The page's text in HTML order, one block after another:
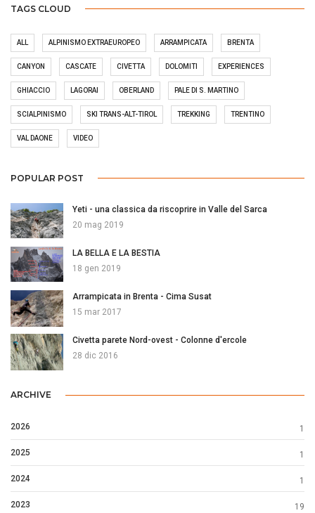
TAGS CLOUD
ALL ALPINISMO EXTRAEUROPEO ARRAMPICATA BRENTA
CANYON CASCATE CIVETTA DOLOMITI EXPERIENCES
GHIACCIO LAGORAI OBERLAND PALE DI S. MARTINO
SCIALPINISMO SKI TRANS-ALT-TIROL TREKKING TRENTINO
VAL DAONE VIDEO
POPULAR POST
Yeti - una classica da riscoprire in Valle del Sarca
20 mag 2019
LA BELLA E LA BESTIA
18 gen 2019
Arrampicata in Brenta - Cima Susat
15 mar 2017
Civetta parete Nord-ovest - Colonne d'ercole
28 dic 2016
ARCHIVE
2026 1
2025 1
2024 1
2023 19